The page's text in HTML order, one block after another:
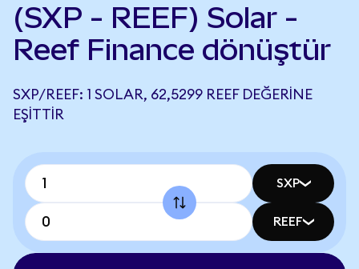
(SXP - REEF) Solar -
Reef Finance dönüştür
SXP/REEF: 1 SOLAR, 62,5299 REEF DEĞERINE
EŞITTIR
SXP
REEF